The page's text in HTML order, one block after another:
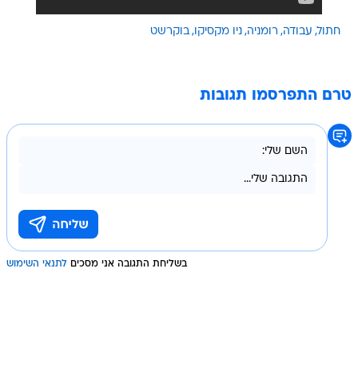
חתול עבודה רומניה ניו מקסיקו בוקרשט
טרם התפרסמו תגובות
בשליחת התגובה אני מסכים לתנאי השימוש